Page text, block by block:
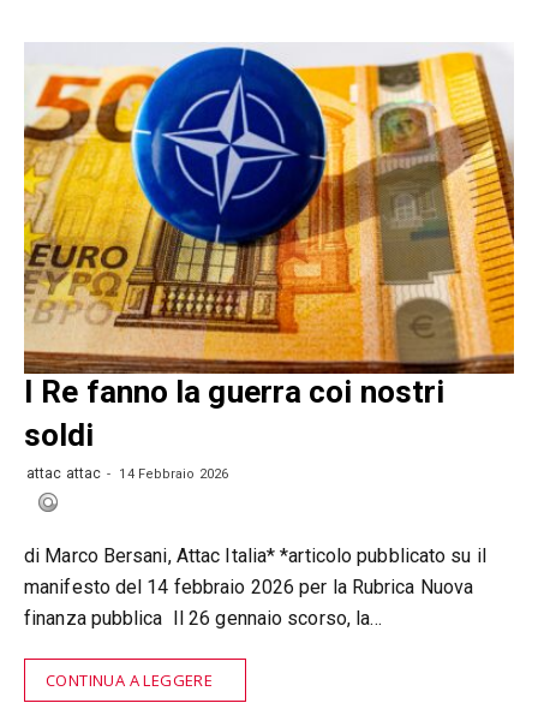
I Re fanno la guerra coi nostri
soldi
attac attac 14 Febbraio 2026
di Marco Bersani, Attac Italia* *articolo pubblicato su il
manifesto del 14 febbraio 2026 per la Rubrica Nuova
finanza pubblica Il 26 gennaio scorso, la…
CONTINUA A LEGGERE